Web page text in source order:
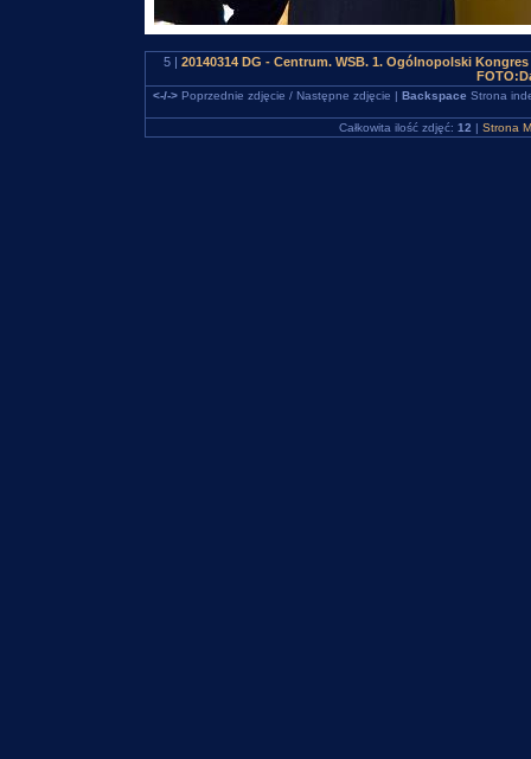
5 | 20140314 DG - Centrum. WSB. 1. Ogólnopolski
<-/->Poprzednie zdjęcie / Następne zdjęcie | Backspace Strona
Całkowita ilość zdjęć: 12 | Strona